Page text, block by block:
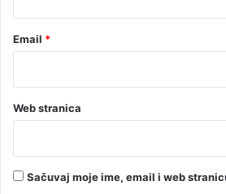
Email *
Web stranica
Sačuvaj moje ime, email i web